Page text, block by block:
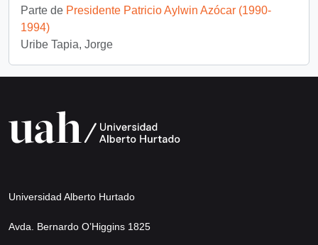
Parte de Presidente Patricio Aylwin Azócar (1990-
1994)
Uribe Tapia, Jorge
Universidad Alberto Hurtado
Avda. Bernardo O’Higgins 1825